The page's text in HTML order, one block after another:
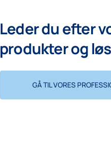
Leder du efter
produkter og
GÅ TIL VORES